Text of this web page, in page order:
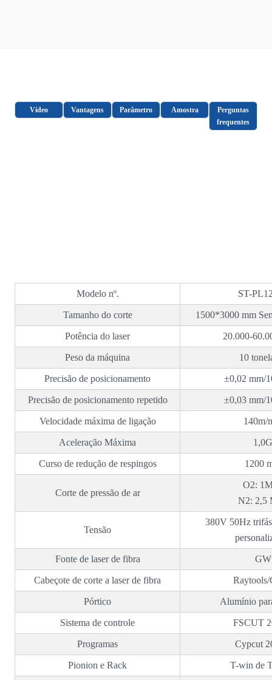
Vídeo Vantagens Parâmetro Amostra
Perguntas
frequentes
Modelo nº. ST-
Tamanho do corte 1500*3000 mm
Potência do laser 20.000-
Peso da máquina 10
Precisão de posicionamento ±0,02 mm/
Precisão de posicionamento repetido ±0,03 mm/
Velocidade máxima de ligação 140m/
Aceleração Máxima 1,0G
Curso de redução de respingos 1200
Corte de pressão de ar
O2:
N2: 2,5
Tensão
380V 50Hz
Fonte de laser de fibra GW
Cabeçote de corte a laser de fibra Raytools/
Pórtico Alumínio
Sistema de controle FSCUT
Programas Cypcut
Pionion e Rack T-win de